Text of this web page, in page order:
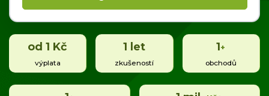
Copyright © 2019 - 2026. Všechna práva vyhrazena.
od 1 Kč
výplata
1 let
zkušeností
1+
obchodů